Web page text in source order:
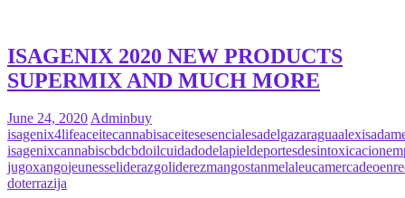
ISAGENIX 2020 NEW PRODUCTS
SUPERMIX AND MUCH MORE
June 24, 2020Adminbuy
isagenix4lifeaceitecannabisaceitesesencialesadelgazaragua
isagenixcannabiscbdcbdoilcuidadodelapieldeportesdesintoxicacion
jugoxangojeunesseliderazgoliderezmangostanmelaleuca
doterrazija